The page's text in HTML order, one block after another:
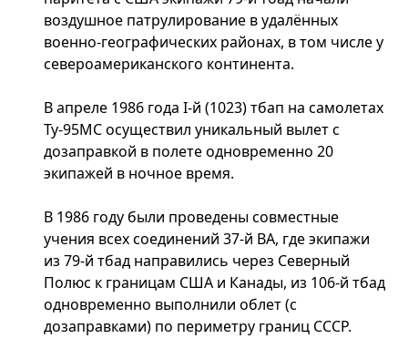
воздушное патрулирование в удалённых
военно-географических районах, в том числе у
североамериканского континента.
В апреле 1986 года I-й (1023) тбап на самолетах
Ту-95МС осуществил уникальный вылет с
дозаправкой в полете одновременно 20
экипажей в ночное время.
В 1986 году были проведены совместные
учения всех соединений 37-й ВА, где экипажи
из 79-й тбад направились через Северный
Полюс к границам США и Канады, из 106-й тбад
одновременно выполнили облет (с
дозаправками) по периметру границ СССР.